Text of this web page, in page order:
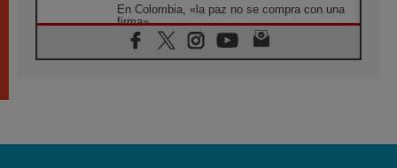
En Colombia, «la paz no se compra con una
firma»
08.08.2026
En Venezuela celebraron los 416 años del
08.08.2026